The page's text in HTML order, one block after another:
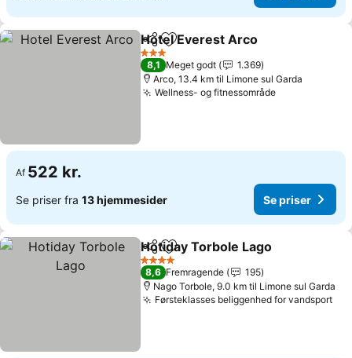
Del Føj til favoritter
Hotel Everest Arco
3 Stjerner
8,1 Meget godt
1.369
Arco, 13.4 km til Limone sul Garda
Wellness- og fitnessområde
Af 522 kr.
Se priser fra 13 hjemmesider Se priser
Del Føj til favoritter
Hotiday Torbole Lago
4 Stjerner
8,6 Fremragende
195
Nago Torbole, 9.0 km til Limone sul Garda
Førsteklasses beliggenhed for vandsport